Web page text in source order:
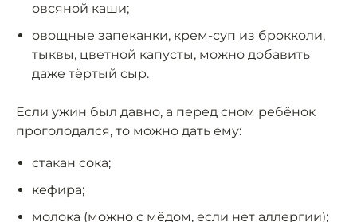
овсяной каши;
овощные запеканки, крем-суп из брокколи,
тыквы, цветной капусты, можно добавить
даже тёртый сыр.
Если ужин был давно, а перед сном ребёнок
проголодался, то можно дать ему:
стакан сока;
кефира;
молока (можно с мёдом, если нет аллергии);